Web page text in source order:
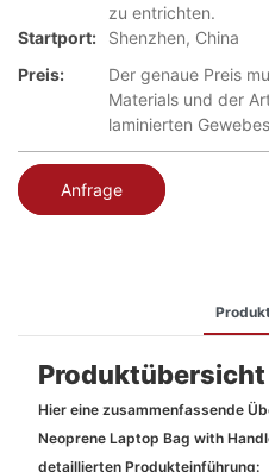
zu entrichten.
Startport:
Shenzhen, China
Preis:
Der genaue Preis
Materials und der
laminierten
Anfrage
Produktübersicht
Hier eine zusammenfassende
Neoprene Laptop Bag with
detaillierten Produkteinführung: